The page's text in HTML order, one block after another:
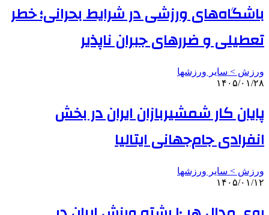
باشگاه‌های ورزشی در شرایط بحرانی؛ خطر
تعطیلی و ضررهای جبران ناپذیر
ورزش > سایر ورزشها
۱۴۰۵/۰۱/۲۸
پایان کار شمشیربازان ایران در بخش
انفرادی جام‌جهانی ایتالیا
ورزش > سایر ورزشها
۱۴۰۵/۰۱/۱۲